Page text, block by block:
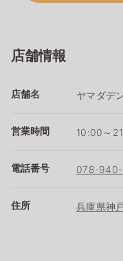
店舗情報
店舗名 ヤマダデ
営業時間 10:00～
電話番号 078-
住所 兵庫県神